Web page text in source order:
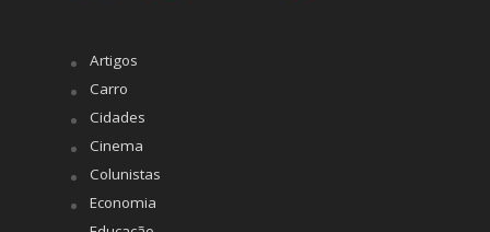
Artigos
Carro
Cidades
Cinema
Colunistas
Economia